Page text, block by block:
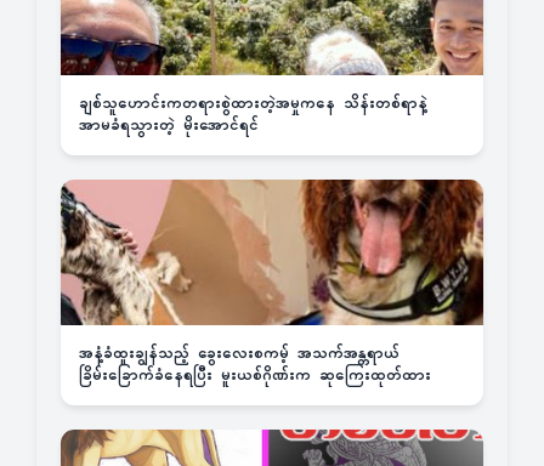
ချစ်သူဟောင်းကတရားစွဲထားတဲ့အမှုကနေ သိန်းတစ်ရာနဲ့
အာမခံရသွားတဲ့ မိုးအောင်ရင်
အနံ့ခံထူးချွန်သည့် ခွေးလေးစကမ့် အသက်အန္တရာယ်
ခြိမ်းခြောက်ခံနေရပြီး မူးယစ်ဂိုဏ်းက ဆုကြေးထုတ်ထား